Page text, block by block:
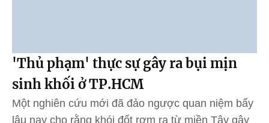
'Thủ phạm' thực sự gây ra bụi mịn
sinh khối ở TP.HCM
Một nghiên cứu mới đã đảo ngược quan niệm bấy
lâu nay cho rằng khói đốt rơm rạ từ miền Tây gây